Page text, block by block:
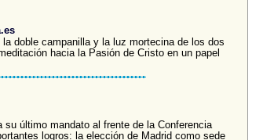
la doble campanilla y la luz mortecina de los dos
hacia la Pasión de Cristo en un papel
su último mandato al frente de la Conferencia
logros: la elección de Madrid como sede